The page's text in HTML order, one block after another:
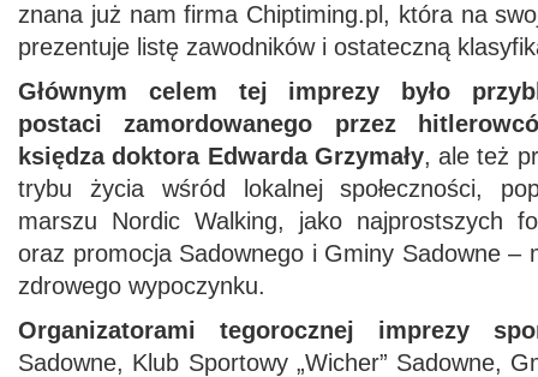
znana już nam firma Chiptiming.pl, która na
prezentuje listę zawodników i ostateczną
Głównym celem tej imprezy było
postaci zamordowanego przez
księdza doktora Edwarda Grzymały, ale też
trybu życia wśród lokalnej społeczności,
marszu Nordic Walking, jako najprostszych
oraz promocja Sadownego i Gminy Sadowne –
zdrowego wypoczynku.
Organizatorami tegorocznej imprezy
Sadowne, Klub Sportowy „Wicher” Sadowne,